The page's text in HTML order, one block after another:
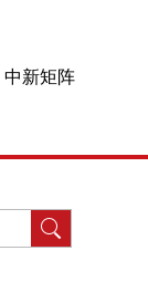
中新矩阵